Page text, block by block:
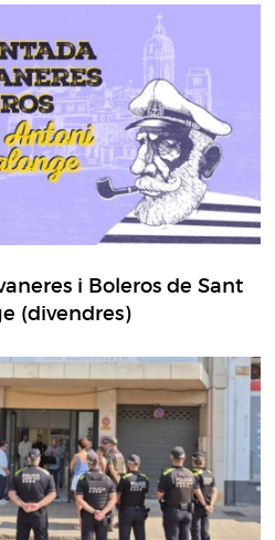
i Boleros de Sant
(divendres)